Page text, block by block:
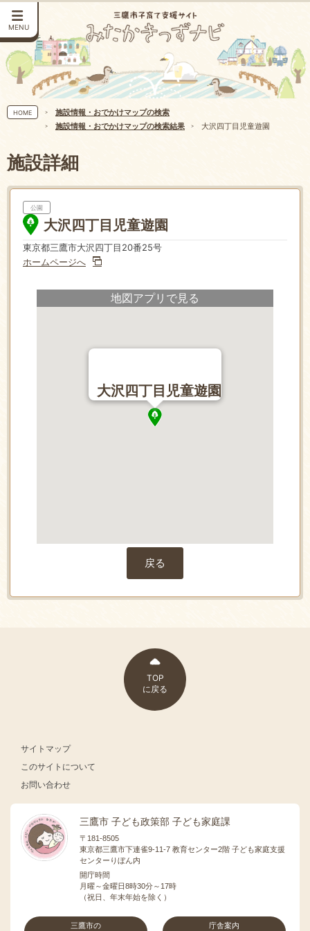
MENU
HOME
施設情報・おでかけマップの検索
施設情報・おでかけマップの検索結果
大沢四丁目児童遊園
施設詳細
公園
大沢四丁目児童遊園
東京都三鷹市大沢四丁目20番25号
ホームページへ
地図アプリで見る
大沢四丁目児童遊園
戻る
TOP
に戻る
サイトマップ
このサイトについて
お問い合わせ
三鷹市 子ども政策部 子ども家庭課
〒181-8505
東京都三鷹市下連雀9-11-7 教育センター2階 子ども家庭支援
センターりぼん内
開庁時間
月曜～金曜日8時30分～17時
（祝日、年末年始を除く）
三鷹市の 庁舎案内